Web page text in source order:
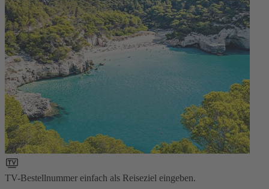
TV-Bestellnummer einfach als Reiseziel eingeben.